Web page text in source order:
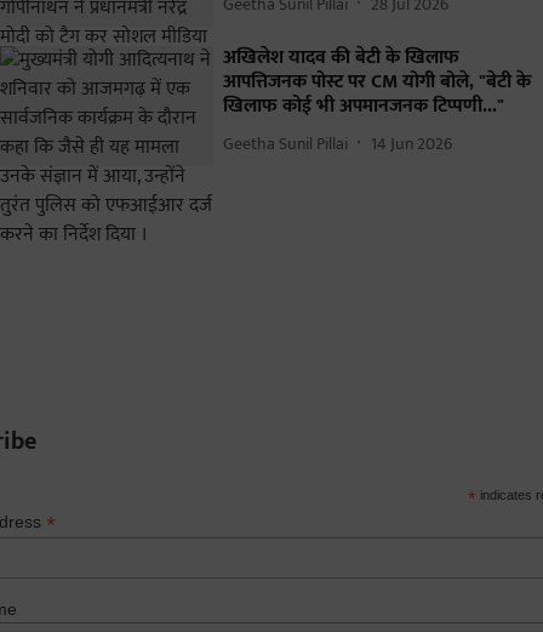
अखिलेश यादव की बेटी के खिलाफ
आपत्तिजनक पोस्ट पर CM योगी बोले, "बेटी के
खिलाफ कोई भी अपमानजनक टिप्पणी..."
Geetha Sunil Pillai 14 Jun 2026
* indicates
*